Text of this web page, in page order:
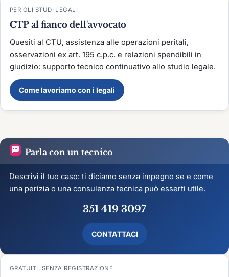
PER GLI STUDI LEGALI
CTP al fianco dell'avvocato
Quesiti al CTU, assistenza alle operazioni peritali,
osservazioni ex art. 195 c.p.c. e relazioni spendibili in
giudizio: supporto tecnico continuativo allo studio legale.
Come lavoriamo con i legali
Parla con un tecnico
Descrivi il tuo caso: ti diciamo senza impegno se e come
una perizia o una consulenza tecnica può esserti utile.
351 419 3097
CONTATTACI
GRATUITI, SENZA REGISTRAZIONE